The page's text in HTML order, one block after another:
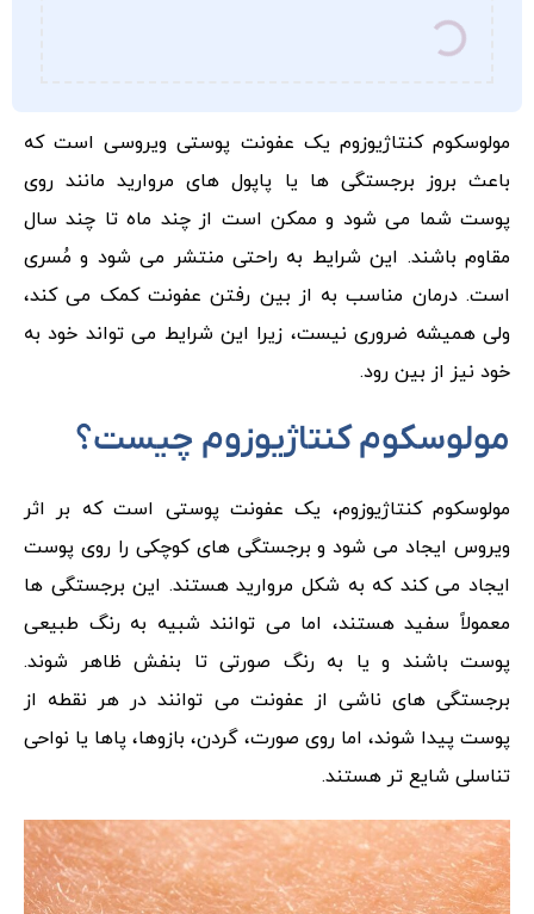
مولوسکوم کنتاژیوزوم یک عفونت پوستی ویروسی است که
باعث بروز برجستگی ها یا پاپول های مروارید مانند روی
پوست شما می شود و ممکن است از چند ماه تا چند سال
مقاوم باشند. این شرایط به راحتی منتشر می شود و مُسری
است. درمان مناسب به از بین رفتن عفونت کمک می کند،
ولی همیشه ضروری نیست، زیرا این شرایط می تواند خود به
خود نیز از بین رود.
مولوسکوم کنتاژیوزوم چیست؟
مولوسکوم کنتاژیوزوم، یک عفونت پوستی است که بر اثر
ویروس ایجاد می شود و برجستگی های کوچکی را روی پوست
ایجاد می کند که به شکل مروارید هستند. این برجستگی ها
معمولاً سفید هستند، اما می توانند شبیه به رنگ طبیعی
پوست باشند و یا به رنگ صورتی تا بنفش ظاهر شوند.
برجستگی های ناشی از عفونت می توانند در هر نقطه از
پوست پیدا شوند، اما روی صورت، گردن، بازوها، پاها یا نواحی
تناسلی شایع تر هستند.